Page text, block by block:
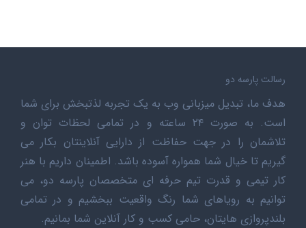
رسالت پارسه دو
هدف ما، تبدیل میزبانی وب به یک تجربه لذتبخش برای شما
است. به صورت ۲۴ ساعته و در تمامی لحظات توان و
تلاشمان را در جهت حفاظت از دارایی آنلاینتان بکار می
گیریم تا خیال شما همواره آسوده باشد. اطمینان داریم با هنر
کار تیمی و قدرت تیم حرفه ای متخصصان پارسه دو، می
توانیم به رویاهای شما رنگ واقعیت ببخشیم و در تمامی
بلندپروازی هایتان، حامی کسب و کار آنلاین شما بمانیم.